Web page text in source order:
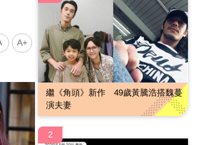
A+
繼《角頭》新作 49歲黃騰浩搭魏蔓
演夫妻
2